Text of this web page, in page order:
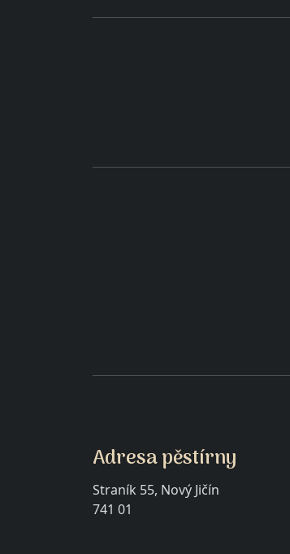
Adresa pěstírny
Straník 55, Nový Jičín
741 01